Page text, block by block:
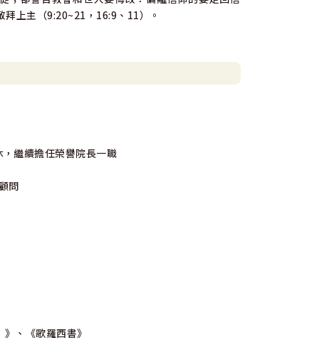
上主（9:20~21，16:9、11）。
繼續擔任榮譽院長一職
問
、《歌羅西書》